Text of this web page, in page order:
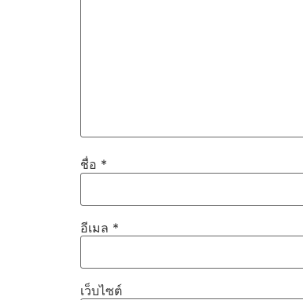
ชื่อ *
อีเมล *
เว็บไซต์